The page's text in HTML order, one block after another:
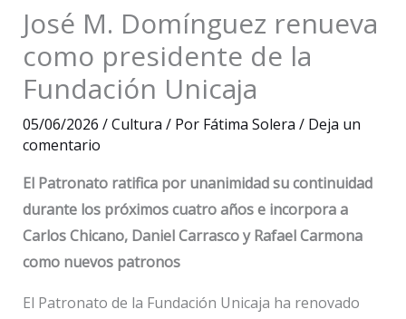
José M. Domínguez renueva
como presidente de la
Fundación Unicaja
05/06/2026 /Cultura / Por Fátima Solera / Deja un
comentario
El Patronato ratifica por unanimidad su continuidad
durante los próximos cuatro años e incorpora a
Carlos Chicano, Daniel Carrasco y Rafael Carmona
como nuevos patronos
El Patronato de la Fundación Unicaja ha renovado